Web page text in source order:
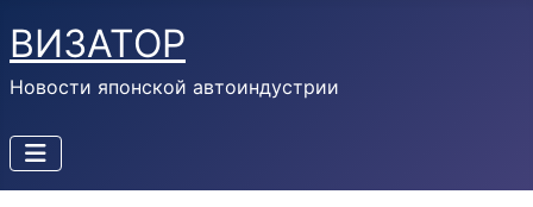
ВИЗАТОР
Новости японской автоиндустрии